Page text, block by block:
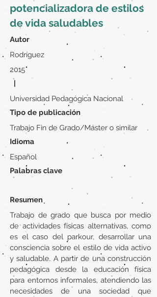
potencializadora de estilos
de vida saludables
Autor
Rodríguez
2015
|
Universidad Pedagógica Nacional
Tipo de publicación
Trabajo Fin de Grado/Máster o similar
Idioma
Español
Palabras clave
Resumen
Trabajo de grado que busca por medio
de actividades físicas alternativas, como
es el caso del parkour, desarrollar una
consciencia sobre el estilo de vida activo
y saludable. A partir de una construcción
pedagógica desde la educación física
para entornos informales, atendiendo las
necesidades de una sociedad que